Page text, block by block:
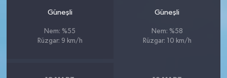
Güneşli
Nem: %55
Rüzgar: 9 km/h
Güneşli
Nem: %58
Rüzgar: 10 km/h